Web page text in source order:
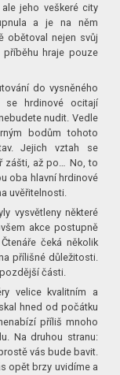
jeho veškeré city
a je na něm
obětoval nejen svůj
hraje pouze
do vysněného
hrdinové ocitají
nudit. Vedle
bodům tohoto
Jejich vztah se
zášti, až po… No, to
oba hlavní hrdinové
uvěřitelnosti.
vysvětleny některé
akce postupně
čeká několik
přílišné důležitosti.
části.
velice kvalitním a
hned od počátku
příliš mnoho
Na druhou stranu:
vás bude bavit.
opět brzy uvidíme a